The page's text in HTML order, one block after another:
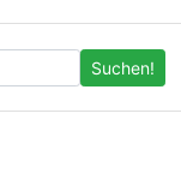
Suchen!